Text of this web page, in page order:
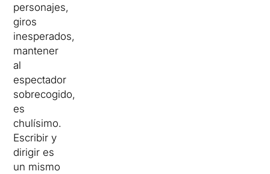
personajes,
giros
inesperados,
mantener
al
espectador
sobrecogido,
es
chulísimo.
Escribir y
dirigir es
un mismo